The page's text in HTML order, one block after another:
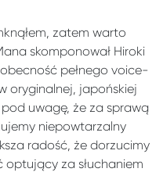
zatem warto
skomponował Hiroki
pełnego voice-
oryginalnej, japońskiej
uwagę, że za sprawą
niepowtarzalny
radość, że dorzucimy
za słuchaniem